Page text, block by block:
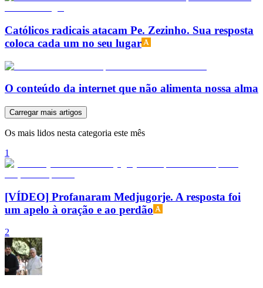
Católicos radicais atacam Pe. Zezinho. Sua resposta
coloca cada um no seu lugar
O conteúdo da internet que não alimenta nossa alma
Carregar mais artigos
Os mais lidos nesta categoria este mês
1
[VÍDEO] Profanaram Medjugorje. A resposta foi
um apelo à oração e ao perdão
2